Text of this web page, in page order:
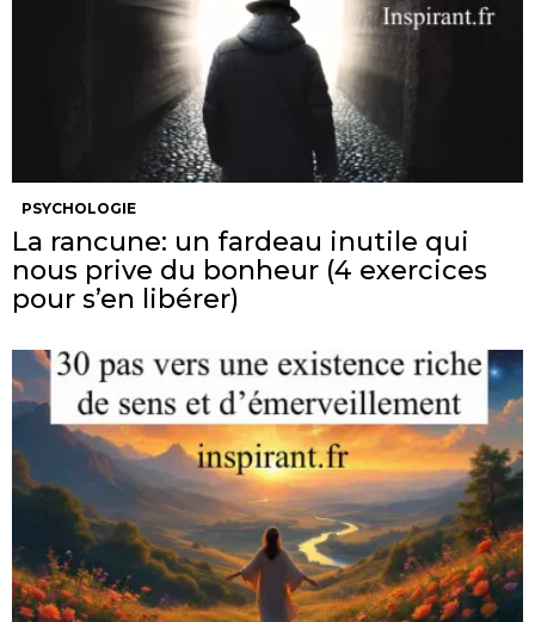
PSYCHOLOGIE
La rancune: un fardeau inutile qui
nous prive du bonheur (4 exercices
pour s’en libérer)